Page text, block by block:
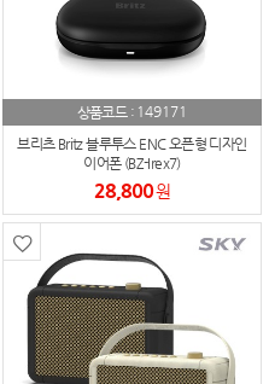
상품코드 : 149171
브리츠 Britz 블루투스 ENC 오픈형 디자인
이어폰 (BZ-Irex7)
28,800원